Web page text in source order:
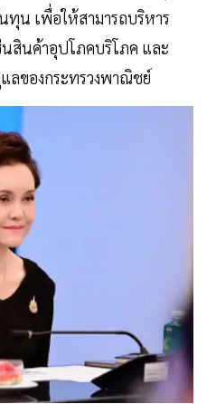
น เพื่อให้สามารถบริหาร
นสินค้าอุปโภคบริโภค และ
ลของกระทรวงพาณิชย์